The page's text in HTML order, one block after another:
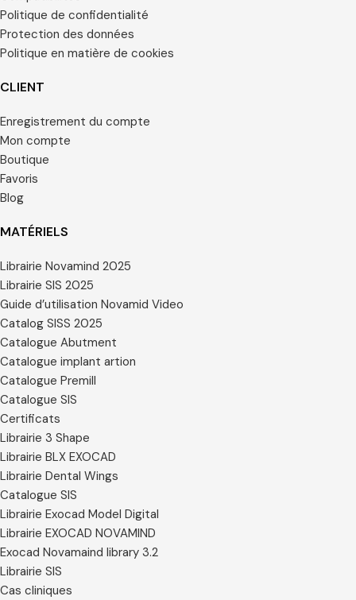
Politique de confidentialité
Protection des données
Politique en matière de cookies
CLIENT
Enregistrement du compte
Mon compte
Boutique
Favoris
Blog
MATÉRIELS
Librairie Novamind 2025
Librairie SIS 2025
Guide d’utilisation Novamid Video
Catalog SISS 2025
Catalogue Abutment
Catalogue implant artion
Catalogue Premill
Catalogue SIS
Certificats
Librairie 3 Shape
Librairie BLX EXOCAD
Librairie Dental Wings
Catalogue SIS
Librairie Exocad Model Digital
Librairie EXOCAD NOVAMIND
Exocad Novamaind library 3.2
Librairie SIS
Cas cliniques